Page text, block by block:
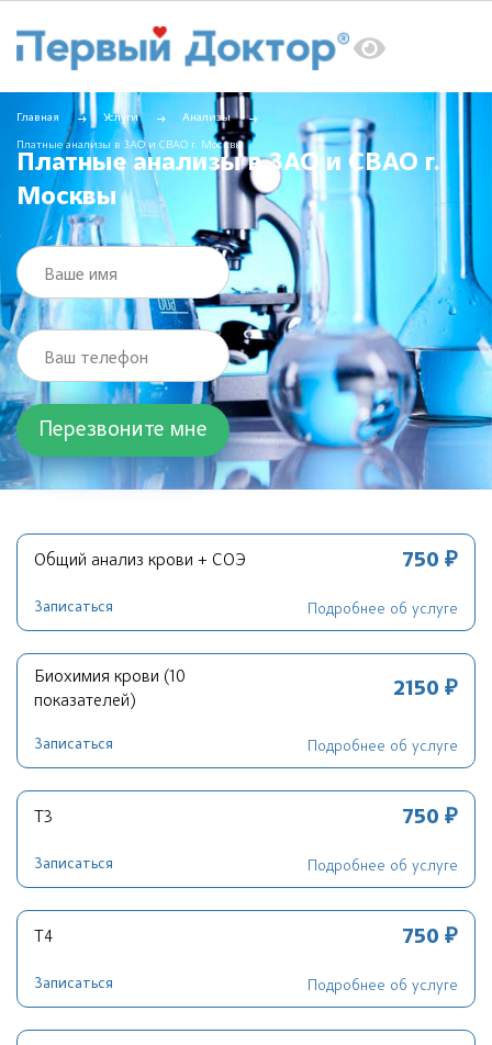
Главная Услуги Анализы
Платные анализы в ЗАО и СВАО г. Москвы
Платные анализы в ЗАО и СВАО г.
Москвы
Ваше имя
Ваш телефон
Общий анализ крови + СОЭ 750 ₽
Записаться Подробнее об услуге
Биохимия крови (10
показателей)
2150 ₽
Записаться Подробнее об услуге
Т3 750 ₽
Записаться Подробнее об услуге
Т4 750 ₽
Записаться Подробнее об услуге